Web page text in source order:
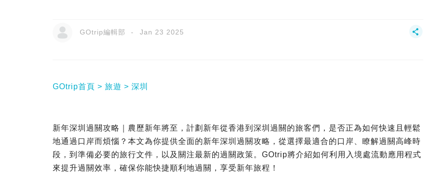
GOtrip編輯部 Jan 23 2025
GOtrip首頁 旅遊 深圳
新年深圳過關攻略｜農歷新年將至，計劃新年從香港到深圳過關的旅客們，是否正為如何快速且輕鬆
地通過口岸而煩惱？本文為你提供全面的新年深圳過關攻略，從選擇最適合的口岸、瞭解過關高峰時
段，到準備必要的旅行文件，以及關注最新的過關政策。GOtrip將介紹如何利用入境處流動應用程式
來提升過關效率，確保你能快捷順利地過關，享受新年旅程！